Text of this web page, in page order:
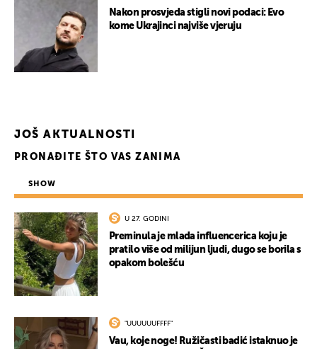
Nakon prosvjeda stigli novi podaci: Evo
kome Ukrajinci najviše vjeruju
JOŠ AKTUALNOSTI
PRONAĐITE ŠTO VAS ZANIMA
SHOW
U 27. GODINI
Preminula je mlada influencerica koju je
pratilo više od milijun ljudi, dugo se borila s
opakom bolešću
"UUUUUUFFFF"
Vau, koje noge! Ružičasti badić istaknuo je